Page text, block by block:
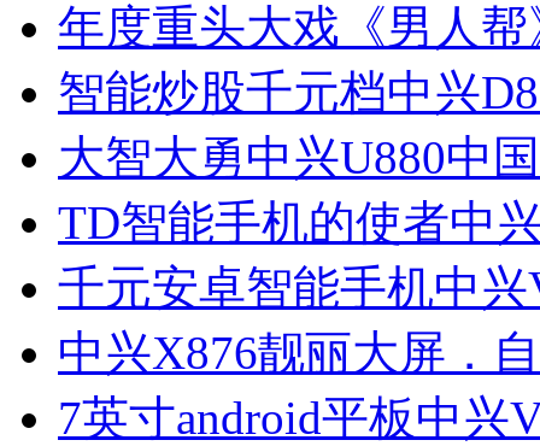
年度重头大戏《男人
智能炒股千元档中兴
大智大勇中兴U880中
TD智能手机的使者中
千元安卓智能手机中
中兴X876靓丽大屏．
7英寸android平板中兴